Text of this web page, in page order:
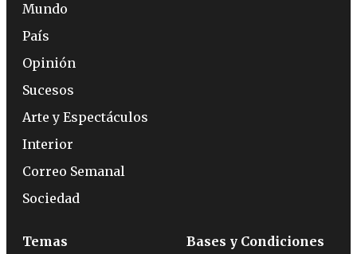
Mundo
País
Opinión
Sucesos
Arte y Espectáculos
Interior
Correo Semanal
Sociedad
Temas
Bases y Condiciones